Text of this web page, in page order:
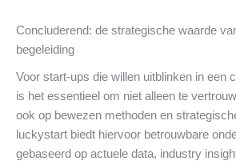
Concluderend: de strategische waarde
begeleiding
Voor start-ups die willen uitblinken in een
is het essentieel om niet alleen te
ook op bewezen methoden en
luckystart biedt hiervoor betrouwbare
gebaseerd op actuele data, industry